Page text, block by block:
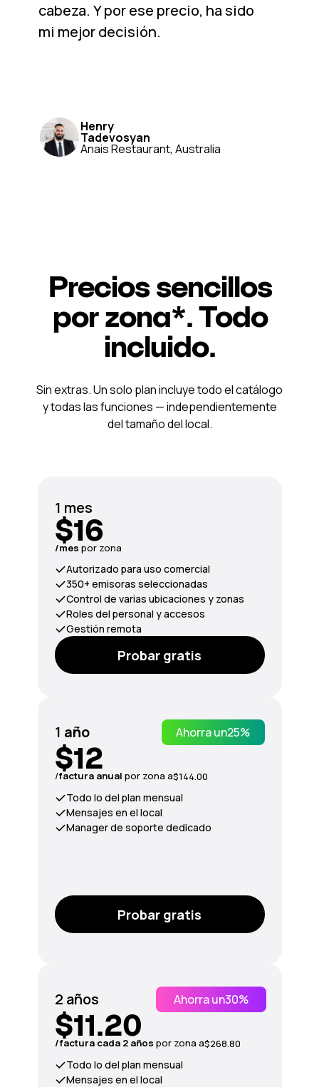
cabeza. Y por ese precio, ha sido
mi mejor decisión.
Henry
Tadevosyan
Anais Restaurant, Australia
Precios sencillos
por zona*. Todo
incluido.
1 mes
$16
/mes por zona
Autorizado para uso comercial
350+ emisoras seleccionadas
Control de varias ubicaciones y zonas
Roles del personal y accesos
Gestión remota
Probar gratis
1 año Ahorra un25%
$12
/factura anual por zona a$144.00
Todo lo del plan mensual
Mensajes en el local
Manager de soporte dedicado
Probar gratis
2 años Ahorra un30%
$11.20
/factura cada 2 años por zona a$268.80
Todo lo del plan mensual
Mensajes en el local
Sin extras. Un solo plan incluye todo el catálogo
y todas las funciones — independientemente
del tamaño del local.